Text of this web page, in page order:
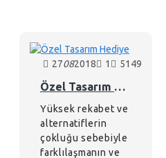
27082018 1 5149
Özel Tasarım Hediye
Yüksek rekabet ve
alternatiflerin
çokluğu sebebiyle
farklılaşmanın ve